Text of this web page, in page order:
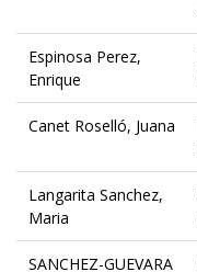
Espinosa Perez,
Enrique
Canet Roselló, Juana
Langarita Sanchez,
Maria
SANCHEZ-GUEVARA